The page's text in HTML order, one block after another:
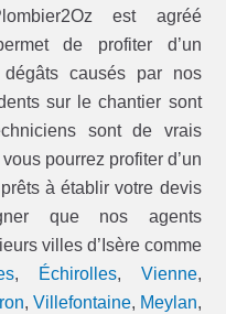
est agréé
de profiter d’un
causés par nos
sur le chantier sont
sont de vrais
pourrez profiter d’un
à établir votre devis
que nos agents
villes d’Isère comme
, Échirolles, Vienne,
, Villefontaine, Meylan,